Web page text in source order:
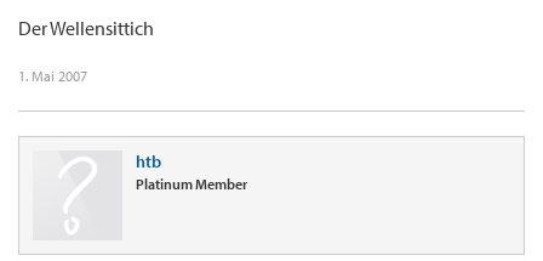
Der Wellensittich
1. Mai 2007
htb
Platinum Member